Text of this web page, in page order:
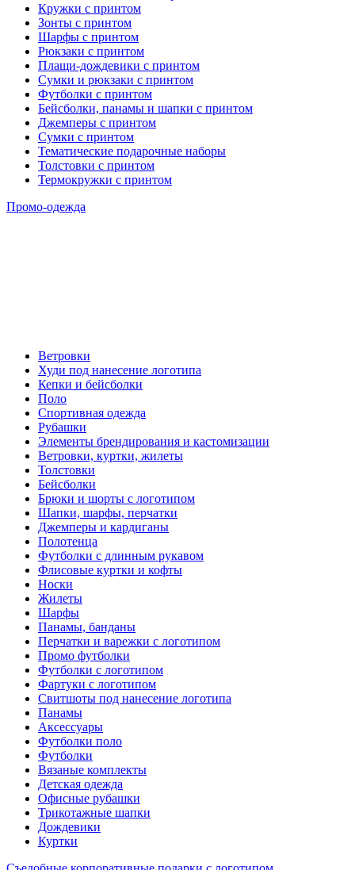
Кружки с принтом
Зонты с принтом
Шарфы с принтом
Рюкзаки с принтом
Плащи-дождевики с принтом
Сумки и рюкзаки с принтом
Футболки с принтом
Бейсболки, панамы и шапки с принтом
Джемперы с принтом
Сумки с принтом
Тематические подарочные наборы
Толстовки с принтом
Термокружки с принтом
Промо-одежда
Ветровки
Худи под нанесение логотипа
Кепки и бейсболки
Поло
Спортивная одежда
Рубашки
Элементы брендирования и кастомизации
Ветровки, куртки, жилеты
Толстовки
Бейсболки
Брюки и шорты с логотипом
Шапки, шарфы, перчатки
Джемперы и кардиганы
Полотенца
Футболки с длинным рукавом
Флисовые куртки и кофты
Носки
Жилеты
Шарфы
Панамы, банданы
Перчатки и варежки с логотипом
Промо футболки
Футболки с логотипом
Фартуки с логотипом
Свитшоты под нанесение логотипа
Панамы
Аксессуары
Футболки поло
Футболки
Вязаные комплекты
Детская одежда
Офисные рубашки
Трикотажные шапки
Дождевики
Куртки